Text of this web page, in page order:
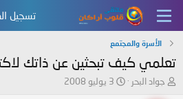
تسجيل
الأسرة والمجتمع
تعلمي كيف تبحثين عن ذاتك
بجواد البحر
ت3 يوليو 2008